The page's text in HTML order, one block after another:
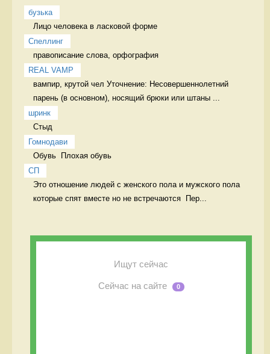
бузька
Лицо человека в ласковой форме
Спеллинг
правописание слова, орфография
REAL VAMP
вампир, крутой чел Уточнение: Несовершеннолетний
парень (в основном), носящий брюки или штаны ...
шринк
Стыд
Гомнодави
Обувь  Плохая обувь
СП
Это отношение людей с женского пола и мужского пола
которые спят вместе но не встречаются  Пер...
Ищут сейчас
Сейчас на сайте 0